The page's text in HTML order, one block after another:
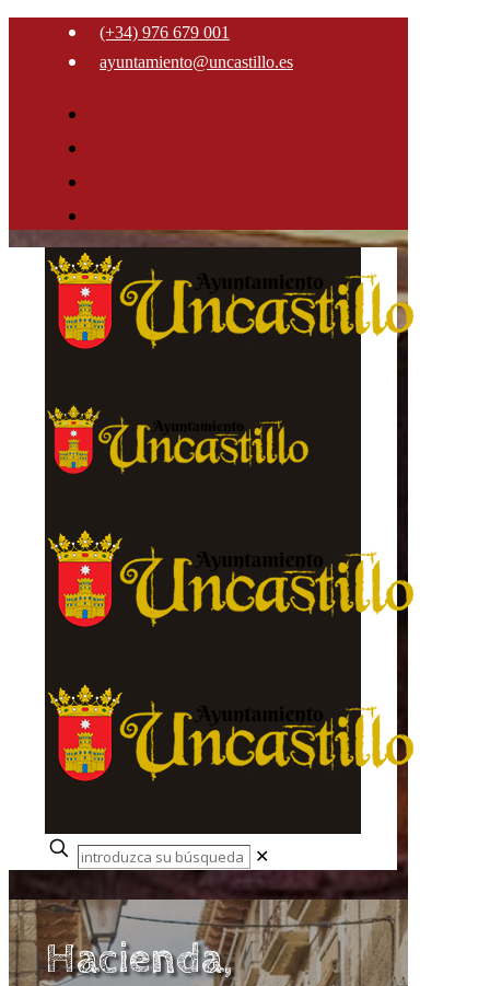
(+34) 976 679 001
ayuntamiento@uncastillo.es
✕
Hacienda,